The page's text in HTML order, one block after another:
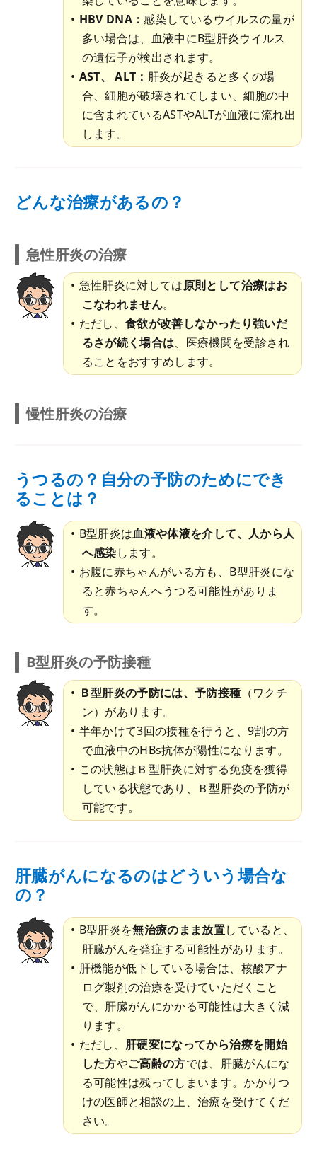
HBV DNA：感染しているウイルスの量が
多い場合は、血液中にB型肝炎ウイルス
の遺伝子が検出されます。
AST、 ALT： 肝炎が起きると多くの場
合、細胞が破壊されてしまい、細胞の中
に含まれているASTやALTが血液に流れ出
します。
どんな治療があるの？
急性肝炎の治療
急性肝炎に対しては原則として治療はお
こなわれません。
ただし、食欲が改善しなかったり強いだ
るさが続く場合は、医療機関を受診され
ることをおすすめします。
慢性肝炎の治療
うつるの？自分の予防のためにでき
ることは？
B型肝炎は血液や体液を介して、人から人
へ感染します。
お腹に赤ちゃんがいる方も、B型肝炎にな
ると赤ちゃんへうつる可能性がありま
す。
B型肝炎の予防接種
Ｂ型肝炎の予防には、予防接種 （ワクチ
ン）があります。
半年かけて3回の接種を行うと、9割の方
で血液中のHBs抗体が陽性になります。
この状態はＢ型肝炎に対する免疫を獲得
している状態であり、Ｂ型肝炎の予防が
可能です。
肝臓がんになるのはどういう場合な
の？
B型肝炎を無治療のまま放置していると、
肝臓がんを発症する可能性があります。
肝機能が低下している場合は、核酸アナ
ログ製剤の治療を受けていただくこと
で、肝臓がんにかかる可能性は大きく減
ります。
ただし、 肝硬変になってから治療を開始
した方やご高齢の方では、肝臓がんにな
る可能性は残ってしまいます。かかりつ
けの医師と相談の上、治療を受けてくだ
さい。